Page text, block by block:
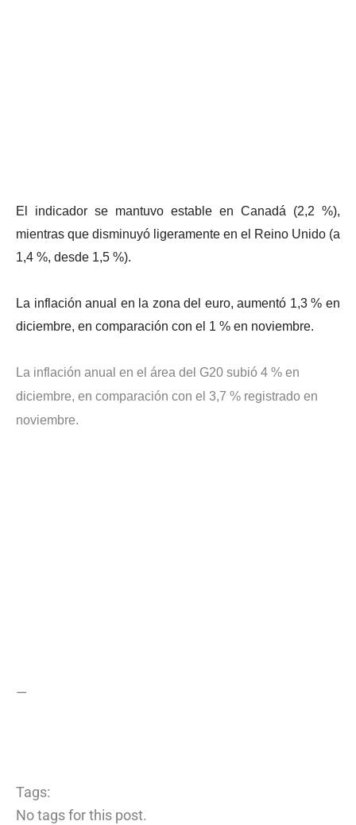
El indicador se mantuvo estable en Canadá (2,2 %),
mientras que disminuyó ligeramente en el Reino Unido (a
1,4 %, desde 1,5 %).
La inflación anual en la zona del euro, aumentó 1,3 % en
diciembre, en comparación con el 1 % en noviembre.
La inflación anual en el área del G20 subió 4 % en
diciembre, en comparación con el 3,7 % registrado en
noviembre.
—
Tags:
No tags for this post.